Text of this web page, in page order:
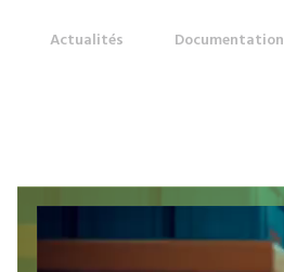
Actualités Documentation